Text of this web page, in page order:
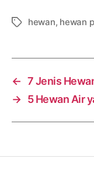
Tagshewan, hewan
← 7 Jenis
→ 5 Hewan Air